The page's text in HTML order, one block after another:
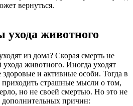
вернуться.
животного
из дома? Скорая смерть не
ухода животного. Иногда уходят
и активные особи. Тогда в
приходить страшные мысли о том,
но не своей смертью. Но это не
дополнительных причин: